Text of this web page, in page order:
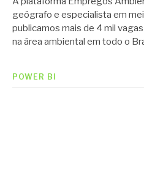
geógrafo e especialista em
publicamos mais de 4 mil
na área ambiental em todo o
POWER BI